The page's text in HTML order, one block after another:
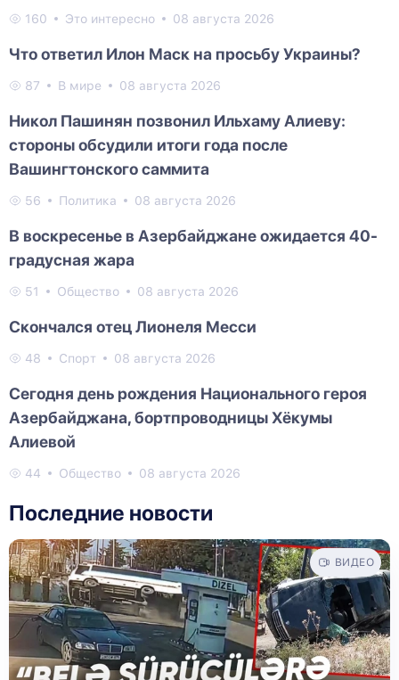
160 Это интересно 08 августа 2026
Что ответил Илон Маск на просьбу Украины?
87 В мире 08 августа 2026
Никол Пашинян позвонил Ильхаму Алиеву:
стороны обсудили итоги года после
Вашингтонского саммита
56 Политика 08 августа 2026
В воскресенье в Азербайджане ожидается 40-
градусная жара
51 Общество 08 августа 2026
Скончался отец Лионеля Месси
48 Спорт 08 августа 2026
Сегодня день рождения Национального героя
Азербайджана, бортпроводницы Хёкумы
Алиевой
44 Общество 08 августа 2026
Последние новости
ВИДЕО